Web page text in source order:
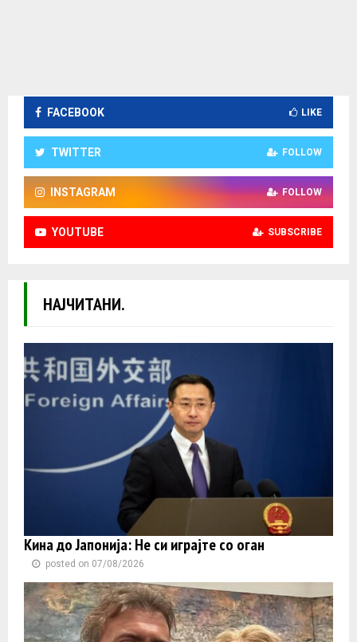
FACEBOOK LIKE
TWITTER FOLLOW
INSTAGRAM FOLLOW
YOUTUBE SUBSCRIBE
НАЈЧИТАНИ.
Кина до Јапонија: Не си играјте со оган
posted on 07/08/2026